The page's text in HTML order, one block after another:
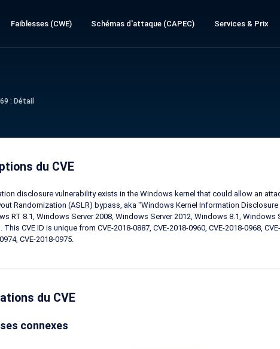
Faiblesses (CWE) Schémas d'attaque (CAPEC) Services & Prix
: Détail
du CVE
disclosure vulnerability exists in the Windows kernel that could allow an
Randomization (ASLR) bypass, aka "Windows Kernel Information
RT 8.1, Windows Server 2008, Windows Server 2012, Windows 8.1,
This CVE ID is unique from CVE-2018-0887, CVE-2018-0960, CVE-2018-0968,
CVE-2018-0975.
du CVE
connexes